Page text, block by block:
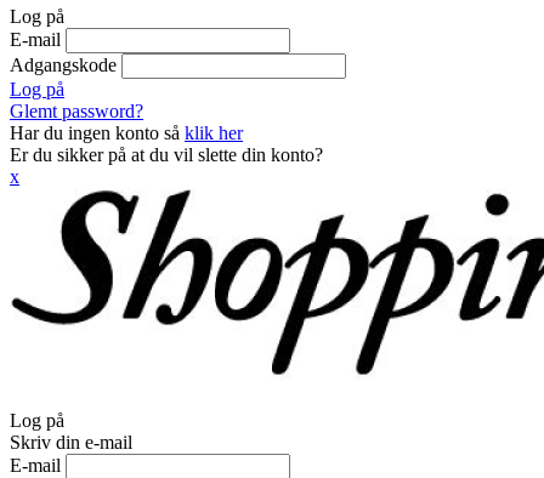
Log på
E-mail
Adgangskode
Log på
Glemt password?
Har du ingen konto så klik her
Er du sikker på at du vil slette din konto?
x
Log på
Skriv din e-mail
E-mail